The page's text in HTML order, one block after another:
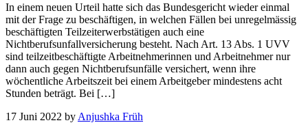
In einem neuen Urteil hatte sich das Bundesgericht wieder einmal
mit der Frage zu beschäftigen, in welchen Fällen bei unregelmässig
beschäftigten Teilzeiterwerbstätigen auch eine
Nichtberufsunfallversicherung besteht. Nach Art. 13 Abs. 1 UVV
sind teilzeitbeschäftigte Arbeitnehmerinnen und Arbeitnehmer nur
dann auch gegen Nichtberufsunfälle versichert, wenn ihre
wöchentliche Arbeitszeit bei einem Arbeitgeber mindestens acht
Stunden beträgt. Bei […]
17 Juni 2022 by Anjushka Früh